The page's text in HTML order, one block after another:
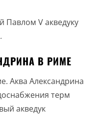
Павлом V акведуку
В РИМЕ
Аква Александрина
терм
акведук